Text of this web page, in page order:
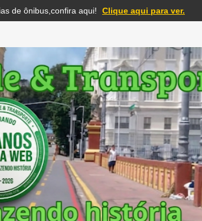
Pular para o conteúdo principal
de ônibus,confira aqui! Clique aqui para ver.